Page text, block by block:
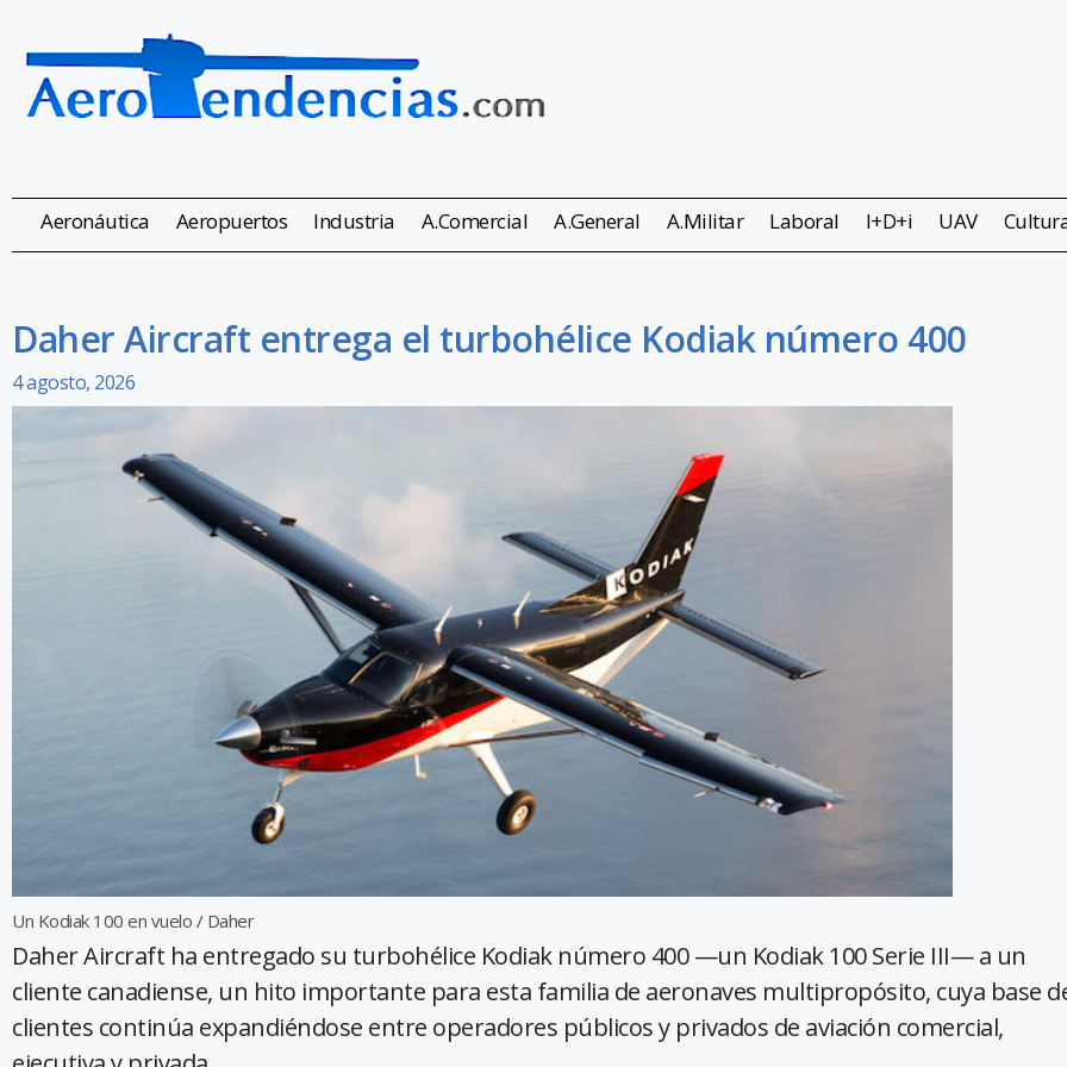
Aeronáutica Aeropuertos Industria A.Comercial A.General A.Militar Laboral I+D+i UAV
Daher Aircraft entrega el turbohélice Kodiak número 400
4 agosto, 2026
Un Kodiak 100 en vuelo / Daher
Daher Aircraft ha entregado su turbohélice Kodiak número 400 —un Kodiak 100 Serie III— a un
cliente canadiense, un hito importante para esta familia de aeronaves multipropósito, cuya base
clientes continúa expandiéndose entre operadores públicos y privados de aviación comercial,